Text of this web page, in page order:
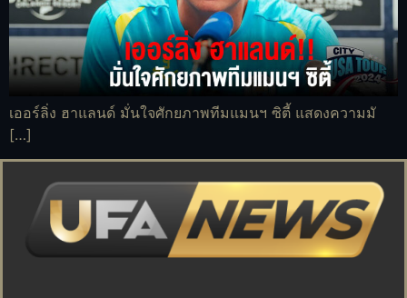
เออร์ลิ่ง ฮาแลนด์ มั่นใจศักยภาพทีมแมนฯ ซิตี้ แสดงความมั
[…]